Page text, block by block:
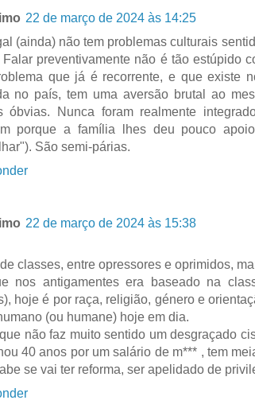
22 de março de 2024 às 14:25
(ainda) não tem problemas culturais
Falar preventivamente não é tão estúpido
que já é recorrente, e que existe
no país, tem uma aversão brutal ao
óbvias. Nunca foram realmente
porque a família lhes deu pouco
São semi-párias.
22 de março de 2024 às 15:38
classes, entre opressores e oprimidos,
nos antigamentes era baseado na
hoje é por raça, religião, género e
(ou humane) hoje em dia.
não faz muito sentido um desgraçado
40 anos por um salário de m*** , tem
se vai ter reforma, ser apelidado de